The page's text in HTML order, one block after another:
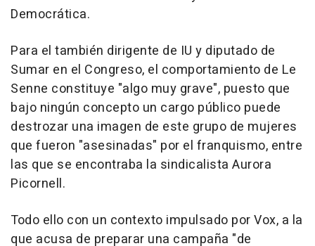
Democrática.
Para el también dirigente de IU y diputado de
Sumar en el Congreso, el comportamiento de Le
Senne constituye "algo muy grave", puesto que
bajo ningún concepto un cargo público puede
destrozar una imagen de este grupo de mujeres
que fueron "asesinadas" por el franquismo, entre
las que se encontraba la sindicalista Aurora
Picornell.
Todo ello con un contexto impulsado por Vox, a la
que acusa de preparar una campaña "de